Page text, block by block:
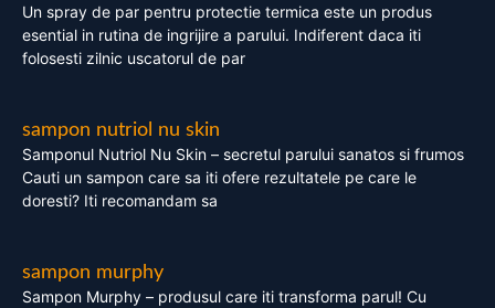
Un spray de par pentru protectie termica este un produs
esential in rutina de ingrijire a parului. Indiferent daca iti
folosesti zilnic uscatorul de par
sampon nutriol nu skin
Samponul Nutriol Nu Skin – secretul parului sanatos si frumos
Cauti un sampon care sa iti ofere rezultatele pe care le
doresti? Iti recomandam sa
sampon murphy
Sampon Murphy – produsul care iti transforma parul! Cu